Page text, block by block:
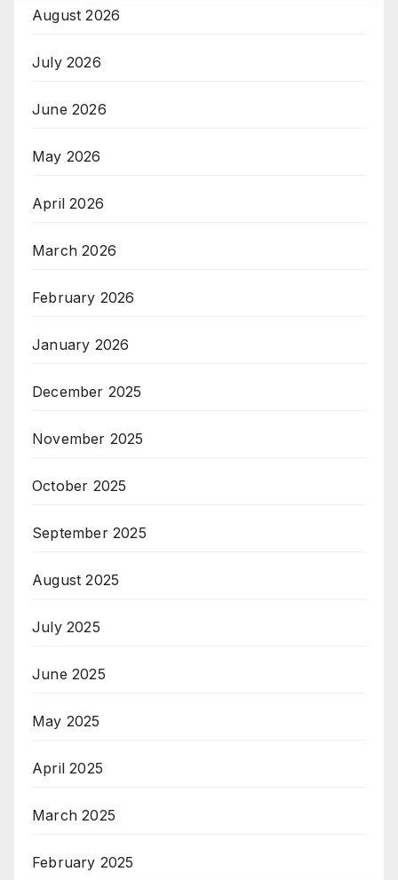
August 2026
July 2026
June 2026
May 2026
April 2026
March 2026
February 2026
January 2026
December 2025
November 2025
October 2025
September 2025
August 2025
July 2025
June 2025
May 2025
April 2025
March 2025
February 2025